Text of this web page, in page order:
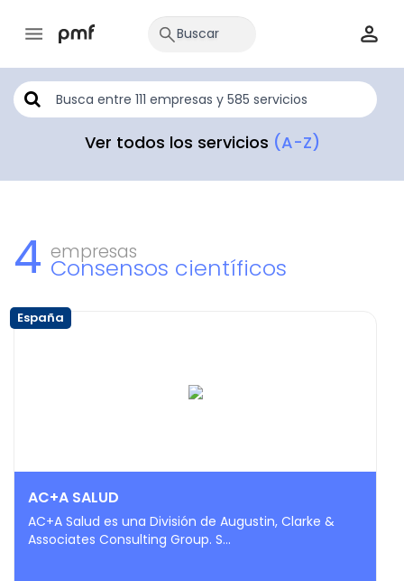
Ver todos los servicios (A-Z)
4 empresas
Consensos científicos
España
AC+A SALUD
AC+A Salud es una División de Augustin, Clarke &
Associates Consulting Group. S...